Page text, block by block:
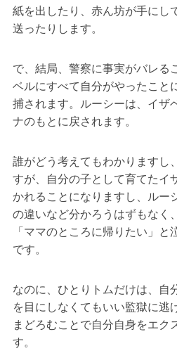
紙を出したり、赤ん坊が手にし
送ったりします。
で、結局、警察に事実がバレる
ベルにすべて自分がやったこと
捕されます。ルーシーは、イザ
ナのもとに戻されます。
誰がどう考えてもわかりますし
すが、自分の子として育てたイ
かれることになりますし、ルー
の違いなど分かろうはずもなく
「ママのところに帰りたい」と
です。
なのに、ひとりトムだけは、自
を目にしなくてもいい監獄に逃
まどろむことで自分自身をエク
す。